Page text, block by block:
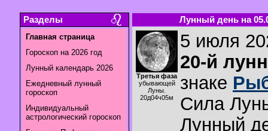
Разделы
Главная страница
Гороскоп на 2026 год
Лунный календарь 2026
Ежедневный лунный
гороскоп
Индивидуальный
астрологический гороскоп
Лунный день на
Третья фаза
убывающей
Луны.
20д04ч05м
5 июля
20-й
знаке
Сила
Лунный